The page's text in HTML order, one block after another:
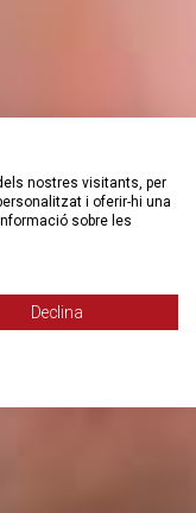
nostres visitants, per
i oferir-hi una
sobre les
Declina